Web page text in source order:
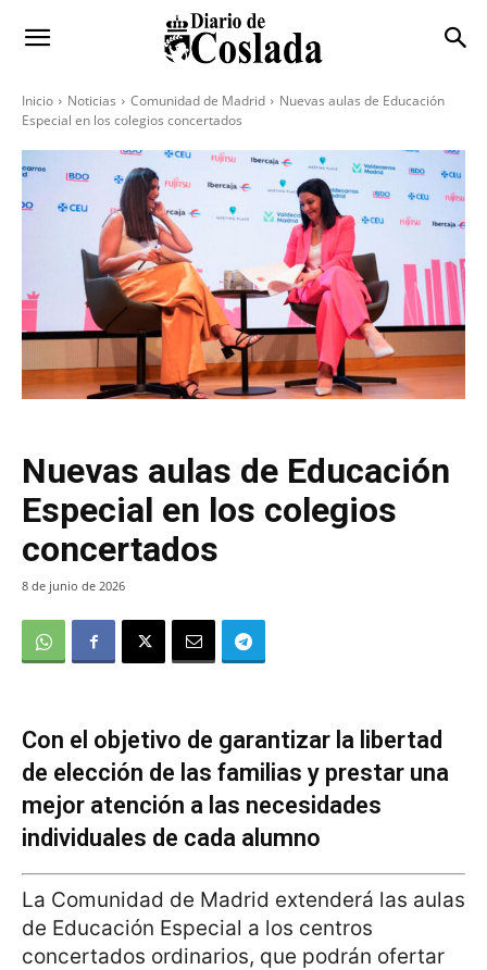
Inicio Noticias Comunidad de Madrid
Nuevas aulas de Educación
Especial en los colegios concertados
Nuevas aulas de Educación
Especial en los colegios
concertados
8 de junio de 2026
Con el objetivo de garantizar la libertad
de elección de las familias y prestar una
mejor atención a las necesidades
individuales de cada alumno
La Comunidad de Madrid extenderá las aulas
de Educación Especial a los centros
concertados ordinarios, que podrán ofertar